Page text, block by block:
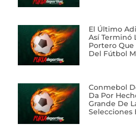
El Último
Así Terminó
Portero Que
Del Fútbol
Conmebol
Da Por
Grande De
Selecciones